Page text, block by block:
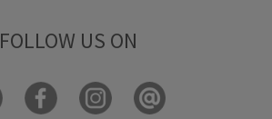
FOLLOW US ON